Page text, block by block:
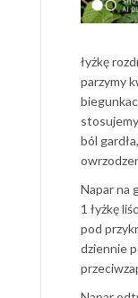
łyżkę
parzymy
ból
Napar na
1 łyżkę
pod
dziennie